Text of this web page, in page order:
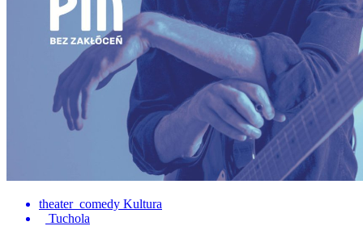
theater_comedy Kultura
Tuchola